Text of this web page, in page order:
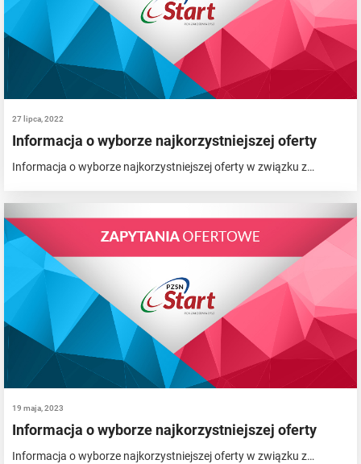
27 lipca, 2022
Informacja o wyborze najkorzystniejszej oferty
Informacja o wyborze najkorzystniejszej oferty w związku z…
19 maja, 2023
Informacja o wyborze najkorzystniejszej oferty
Informacja o wyborze najkorzystniejszej oferty w związku z…